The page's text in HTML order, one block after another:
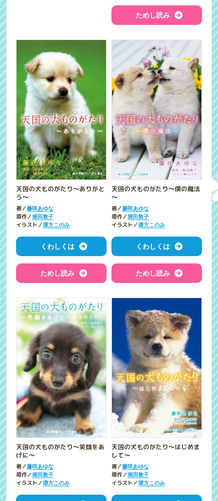
ためし読み
天国の犬ものがたり～ありがと
う～
著／藤咲あゆな
原作／堀田敦子
イラスト／環方このみ
くわしくは
ためし読み
天国の犬ものがたり～僕の魔法
～
著／藤咲あゆな
原作／堀田敦子
イラスト／環方このみ
くわしくは
ためし読み
天国の犬ものがたり～笑顔をあ
げに～
著／藤咲あゆな
原作／堀田敦子
イラスト／環方このみ
天国の犬ものがたり～はじめま
して～
著／藤咲あゆな
原作／堀田敦子
イラスト／環方このみ